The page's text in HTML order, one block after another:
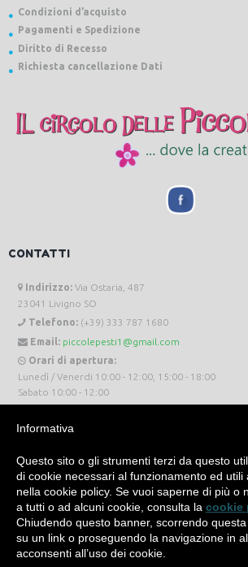
Condizioni d’acquisto
Pagamenti e Spedizione
Diritto di Recesso
Richiesta cancellazione Dati
CONTATTI
Indirizzo: Via Ostaria, 487
23041 Livigno SO
Telefono: (+39) 333 787 1680
Email: piccolepesti1@gmail.com
Orari di apertura:
Lunedì / Venerdi 10:00 - 12:00, 15:00 - 18:00
Sabato 10:00 - 12:00
Piccole Pesti Livigno © 2024 Tutti i diritti riservati. -
Made with bySìServices
Informativa
Questo sito o gli strumenti terzi da questo
di cookie necessari al funzionamento ed utili
nella cookie policy. Se vuoi saperne di più o
a tutti o ad alcuni cookie, consulta la cookie
Chiudendo questo banner, scorrendo
su un link o proseguendo la navigazione in
acconsenti all’uso dei cookie.